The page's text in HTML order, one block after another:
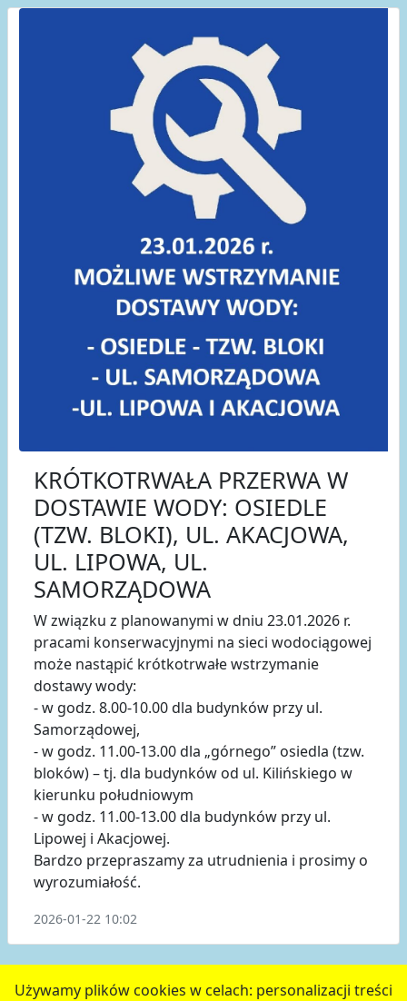
Używamy plików cookies w celach: personalizacji treści
KRÓTKOTRWAŁA PRZERWA W
DOSTAWIE WODY: OSIEDLE
(TZW. BLOKI), UL. AKACJOWA,
UL. LIPOWA, UL.
SAMORZĄDOWA
W związku z planowanymi w dniu 23.01.2026 r.
pracami konserwacyjnymi na sieci wodociągowej
może nastąpić krótkotrwałe wstrzymanie
dostawy wody:
- w godz. 8.00-10.00 dla budynków przy ul.
Samorządowej,
- w godz. 11.00-13.00 dla „górnego” osiedla (tzw.
bloków) – tj. dla budynków od ul. Kilińskiego w
kierunku południowym
- w godz. 11.00-13.00 dla budynków przy ul.
Lipowej i Akacjowej.
Bardzo przepraszamy za utrudnienia i prosimy o
wyrozumiałość.
2026-01-22 10:02
poprzednie 2 3 4 5 6 następne